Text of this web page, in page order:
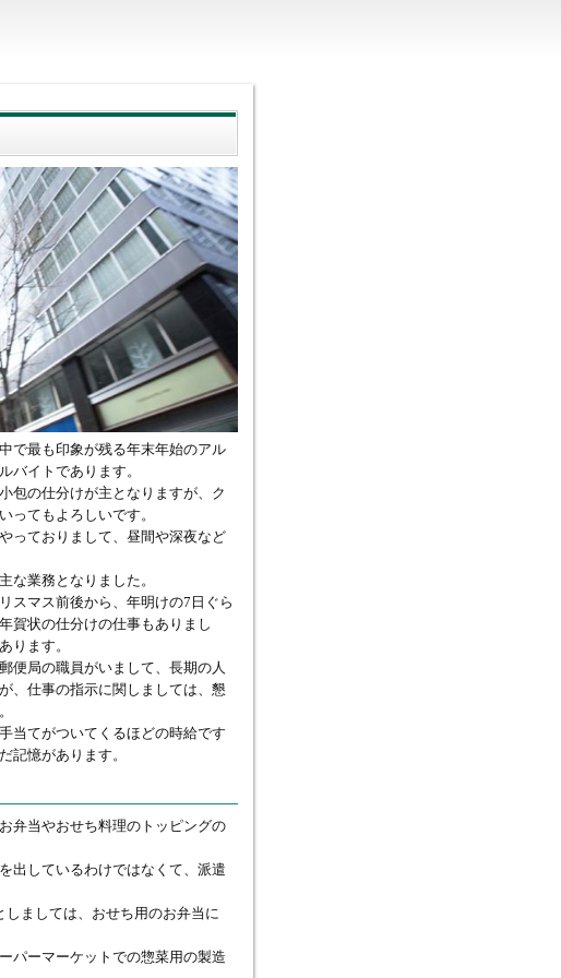
で最も印象が残る年末年始のアル
バイトであります。
包の仕分けが主となりますが、ク
ってもよろしいです。
っておりまして、昼間や深夜など
な業務となりました。
スマス前後から、年明けの7日ぐら
賀状の仕分けの仕事もありまし
ります。
便局の職員がいまして、長期の人
、仕事の指示に関しましては、懇
当てがついてくるほどの時給です
記憶があります。
弁当やおせち料理のトッピングの
出しているわけではなくて、派遣
ましては、おせち用のお弁当に
パーマーケットでの惣菜用の製造